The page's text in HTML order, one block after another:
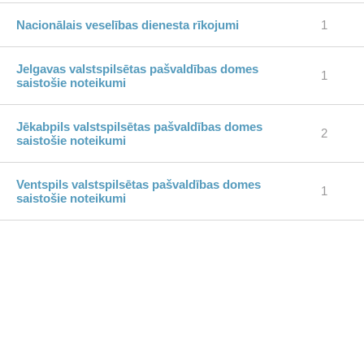
Nacionālais veselības dienesta rīkojumi 1
Jelgavas valstspilsētas pašvaldības domes
saistošie noteikumi
1
Jēkabpils valstspilsētas pašvaldības domes
saistošie noteikumi
2
Ventspils valstspilsētas pašvaldības domes
saistošie noteikumi
1